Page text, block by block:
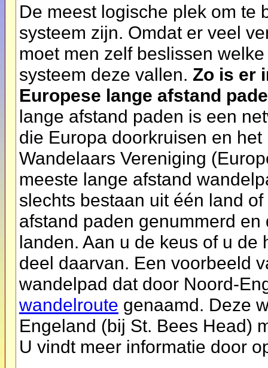
De meest logische plek om te
systeem zijn. Omdat er veel
moet men zelf beslissen
systeem deze vallen. Zo is er
Europese lange afstand
lange afstand paden is een
die Europa doorkruisen en
Wandelaars Vereniging
meeste lange afstand
slechts bestaan uit één land
afstand paden genummerd
landen. Aan u de keus of u
deel daarvan. Een voorbeeld
wandelpad dat door Noord-
wandelroute genaamd. Deze
Engeland (bij St. Bees Head)
U vindt meer informatie door